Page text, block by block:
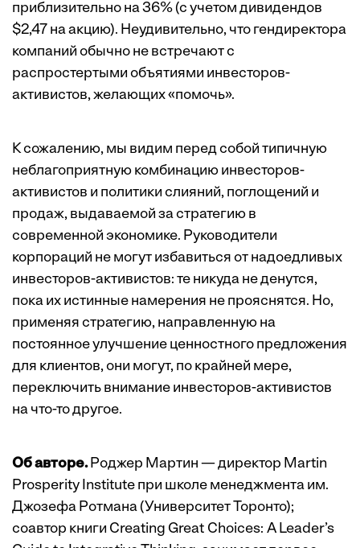
приблизительно на 36% (с учетом дивидендов
$2,47 на акцию). Неудивительно, что гендиректора
компаний обычно не встречают с
распростертыми объятиями инвесторов-
активистов, желающих «помочь».
К сожалению, мы видим перед собой типичную
неблагоприятную комбинацию инвесторов-
активистов и политики слияний, поглощений и
продаж, выдаваемой за стратегию в
современной экономике. Руководители
корпораций не могут избавиться от надоедливых
инвесторов-активистов: те никуда не денутся,
пока их истинные намерения не прояснятся. Но,
применяя стратегию, направленную на
постоянное улучшение ценностного предложения
для клиентов, они могут, по крайней мере,
переключить внимание инвесторов-активистов
на что-то другое.
Об авторе.Роджер Мартин — директор Martin
Prosperity Institute при школе менеджмента им.
Джозефа Ротмана (Университет Торонто);
соавтор книги Creating Great Choices: A Leader’s